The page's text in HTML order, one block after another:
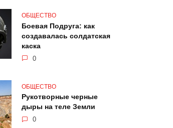
ОБЩЕСТВО
Боевая Подруга: как
создавалась солдатская
каска
0
ОБЩЕСТВО
Рукотворные черные
дыры на теле Земли
0